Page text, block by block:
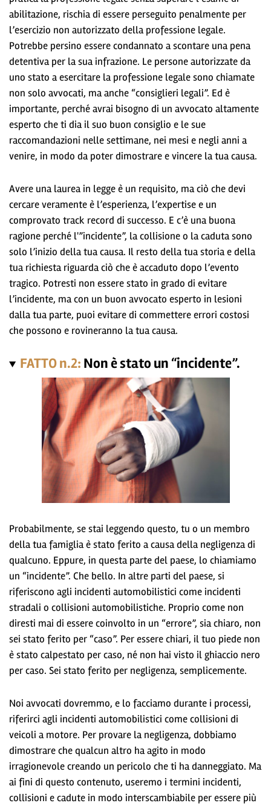
abilitazione, rischia di essere perseguito penalmente per
l’esercizio non autorizzato della professione legale.
Potrebbe persino essere condannato a scontare una pena
detentiva per la sua infrazione. Le persone autorizzate da
uno stato a esercitare la professione legale sono chiamate
non solo avvocati, ma anche “consiglieri legali”. Ed è
importante, perché avrai bisogno di un avvocato altamente
esperto che ti dia il suo buon consiglio e le sue
raccomandazioni nelle settimane, nei mesi e negli anni a
venire, in modo da poter dimostrare e vincere la tua causa.
Avere una laurea in legge è un requisito, ma ciò che devi
cercare veramente è l’esperienza, l’expertise e un
comprovato track record di successo. E c’è una buona
ragione perché l'”incidente”, la collisione o la caduta sono
solo l’inizio della tua causa. Il resto della tua storia e della
tua richiesta riguarda ciò che è accaduto dopo l’evento
tragico. Potresti non essere stato in grado di evitare
l’incidente, ma con un buon avvocato esperto in lesioni
dalla tua parte, puoi evitare di commettere errori costosi
che possono e rovineranno la tua causa.
FATTO n.2: Non è stato un “incidente”.
Probabilmente, se stai leggendo questo, tu o un membro
della tua famiglia è stato ferito a causa della negligenza di
qualcuno. Eppure, in questa parte del paese, lo chiamiamo
un “incidente”. Che bello. In altre parti del paese, si
riferiscono agli incidenti automobilistici come incidenti
stradali o collisioni automobilistiche. Proprio come non
diresti mai di essere coinvolto in un “errore”, sia chiaro, non
sei stato ferito per “caso”. Per essere chiari, il tuo piede non
è stato calpestato per caso, né non hai visto il ghiaccio nero
per caso. Sei stato ferito per negligenza, semplicemente.
Noi avvocati dovremmo, e lo facciamo durante i processi,
riferirci agli incidenti automobilistici come collisioni di
veicoli a motore. Per provare la negligenza, dobbiamo
dimostrare che qualcun altro ha agito in modo
irragionevole creando un pericolo che ti ha danneggiato. Ma
ai fini di questo contenuto, useremo i termini incidenti,
collisioni e cadute in modo interscambiabile per essere più